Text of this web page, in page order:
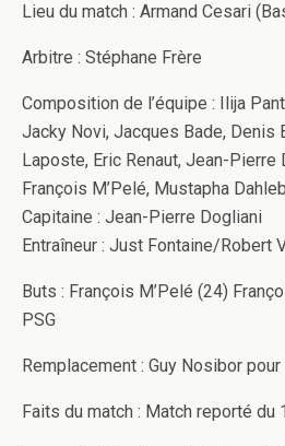
Lieu du match : Armand Cesari
Arbitre : Stéphane Frère
Composition de l’équipe : Ilija
Jacky Novi, Jacques Bade, Denis
Laposte, Eric Renaut, Jean-Pierre
François M’Pelé, Mustapha
Capitaine : Jean-Pierre Dogliani
Entraîneur : Just Fontaine/Robert
Buts : François M’Pelé (24)
PSG
Remplacement : Guy Nosibor
Faits du match : Match reporté